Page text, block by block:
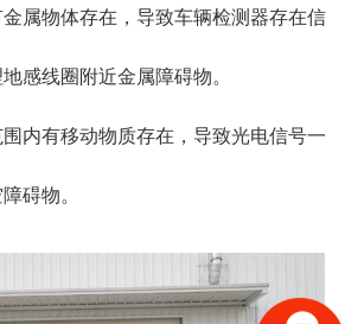
物体存在，导致车辆检测器存在信
线圈附近金属障碍物。
有移动物质存在，导致光电信号一
碍物。